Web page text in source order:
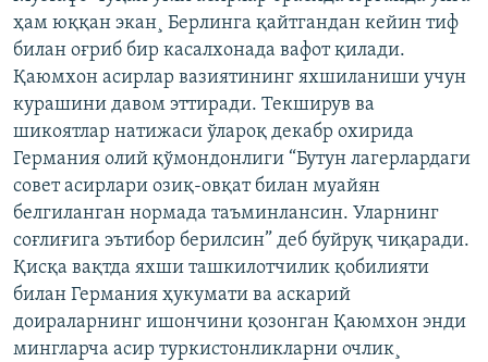
ҳам юққан экан¸ Берлинга қайтгандан кейин тиф
билан оғриб бир касалхонада вафот қилади.
Қаюмхон асирлар вазиятининг яхшиланиши учун
курашини давом эттиради. Текширув ва
шикоятлар натижаси ўлароқ декабр охирида
Германия олий қўмондонлиги “Бутун лагерлардаги
совет асирлари озиқ-овқат билан муайян
белгиланган нормада таъминлансин. Уларнинг
соғлиғига эътибор берилсин” деб буйруқ чиқаради.
Қисқа вақтда яхши ташкилотчилик қобилияти
билан Германия ҳукумати ва аскарий
доираларнинг ишончини қозонган Қаюмхон энди
мингларча асир туркистонликларни очлик¸